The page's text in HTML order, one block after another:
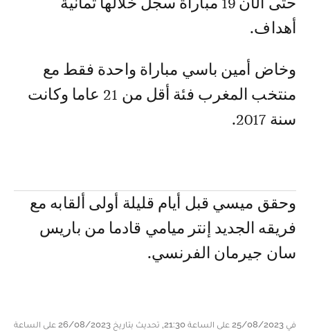
حتى الآن 19 مباراة سجل خلالها ثمانية
أهداف.
وخاض أمين باسي مباراة واحدة فقط مع
منتخب المغرب فئة أقل من 21 عاما وكانت
سنة 2017.
وحقق ميسي قبل أيام قليلة أولى ألقابه مع
فريقه الجديد إنتر ميامي قادما من باريس
سان جيرمان الفرنسي.
في 25/08/2023 على الساعة 21:30, تحديث بتاريخ 26/08/2023 على الساعة